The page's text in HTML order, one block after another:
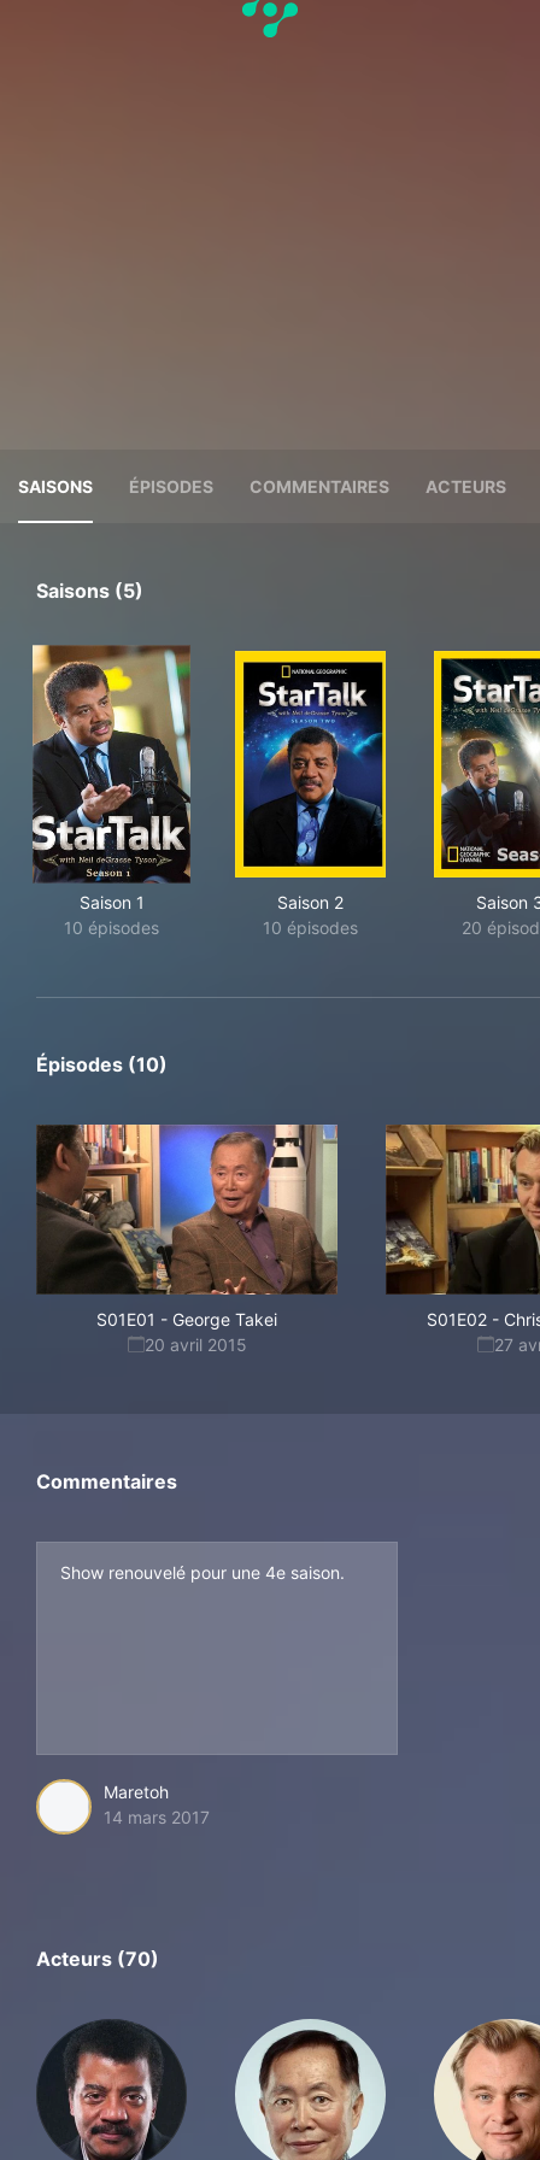
SAISONS ÉPISODES COMMENTAIRES ACTEURS
Saisons (5)
Saison 1
10 épisodes
Saison 2
10 épisodes
Saison
20
Épisodes (10)
S01E01 - George Takei
20 avril 2015
S01E02 -
27
Commentaires
Show renouvelé pour une 4e saison.
Maretoh
14 mars 2017
Acteurs (70)